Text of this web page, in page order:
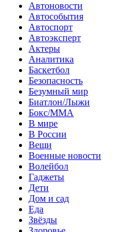
Автоновости
Автособытия
Автоспорт
Автоэксперт
Актеры
Аналитика
Баскетбол
Безопасность
Безумный мир
Биатлон/Лыжи
Бокс/MMA
В мире
В России
Вещи
Военные новости
Волейбол
Гаджеты
Дети
Дом и сад
Еда
Звёзды